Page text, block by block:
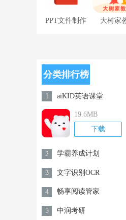
PPT文件制作 大树家
分类排行榜
1 aiKID英语课堂
19.6MB
下载
2 学霸养成计划
3 文字识别OCR
4 畅享阅读管家
5 中润考研